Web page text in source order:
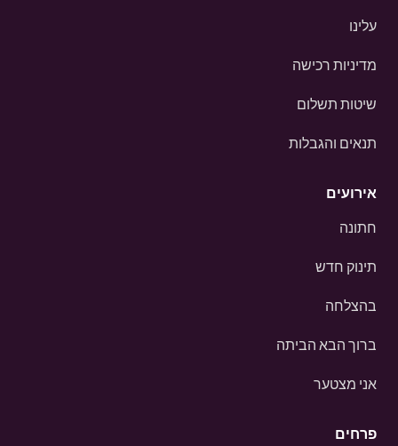
עלינו
מדיניות רכישה
שיטות תשלום
תנאים והגבלות
אירועים
חתונה
תינוק חדש
בהצלחה
ברוך הבא הביתה
אני מצטער
פרחים